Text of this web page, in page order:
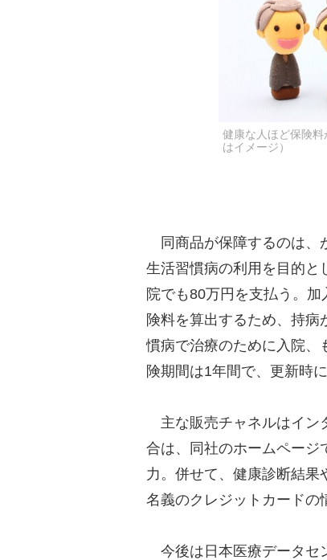
健康な人ほど保険
はイメージ）
同商品が保障するのは、
生活習慣病の利用を目的と
院でも80万円を支払う。
険料を算出するため、持
慣病で治療のために入院、
険期間は1年間で、更新時
主な販売チャネルはイン
合は、同社のホームページ
力。併せて、健康診断結
名義のクレジットカードの
今後は日本医療データセ